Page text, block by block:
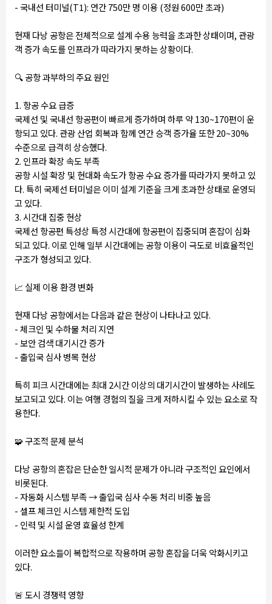
- 국내선 터미널(T1): 연간 750만 명 이용 (정원 600만 초과)
현재 다낭 공항은 전체적으로 설계 수용 능력을 초과한 상태이며, 관광
객 증가 속도를 인프라가 따라가지 못하는 상황이다.
🔍공항 과부하의 주요 원인
1. 항공 수요 급증
국제선 및 국내선 항공편이 빠르게 증가하며 하루 약 130~170편이 운
항되고 있다. 관광 산업 회복과 함께 연간 승객 증가율 또한 20~30%
수준으로 급격히 상승했다.
2. 인프라 확장 속도 부족
공항 시설 확장 및 현대화 속도가 항공 수요 증가를 따라가지 못하고 있
다. 특히 국제선 터미널은 이미 설계 기준을 크게 초과한 상태로 운영되
고 있다.
3. 시간대 집중 현상
국제선 항공편 특성상 특정 시간대에 항공편이 집중되며 혼잡이 심화
되고 있다. 이로 인해 일부 시간대에는 공항 이용이 극도로 비효율적인
구조가 형성되고 있다.
📈 실제 이용 환경 변화
현재 다낭 공항에서는 다음과 같은 현상이 나타나고 있다.
- 체크인 및 수하물 처리 지연
- 보안 검색 대기시간 증가
- 출입국 심사 병목 현상
특히 피크 시간대에는 최대 2시간 이상의 대기시간이 발생하는 사례도
보고되고 있다. 이는 여행 경험의 질을 크게 저하시킬 수 있는 요소로 작
용한다.
🧩구조적 문제 분석
다낭 공항의 혼잡은 단순한 일시적 문제가 아니라 구조적인 요인에서
비롯된다.
- 자동화 시스템 부족 → 출입국 심사 수동 처리 비중 높음
- 셀프 체크인 시스템 제한적 도입
- 인력 및 시설 운영 효율성 한계
이러한 요소들이 복합적으로 작용하며 공항 혼잡을 더욱 악화시키고
있다.
🚨도시 경쟁력 영향